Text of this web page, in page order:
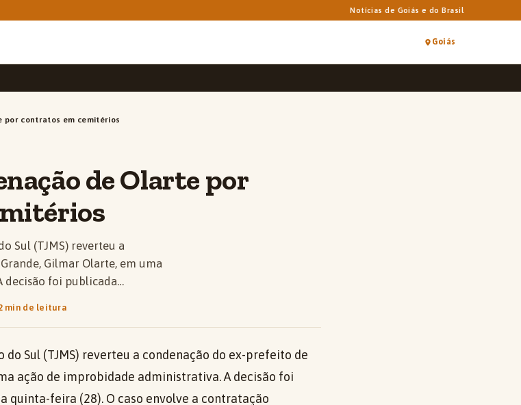
Notícias de Goiás e do Brasil
Goiás
por contratos em cemitérios
de Olarte por
Sul (TJMS) reverteu a
Gilmar Olarte, em uma
decisão foi publicada…
min de leitura
do Sul (TJMS) reverteu a condenação do ex-prefeito de
ação de improbidade administrativa. A decisão foi
quinta-feira (28). O caso envolve a contratação